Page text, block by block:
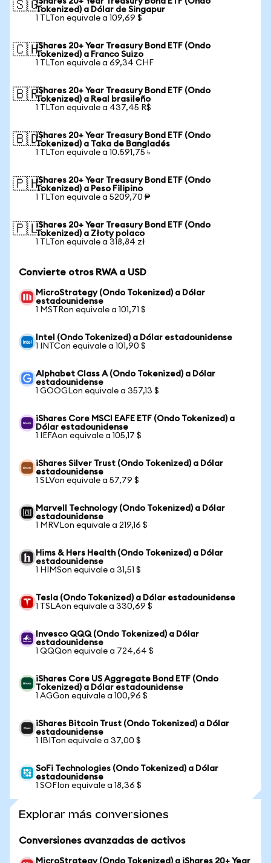
🇸🇬Tokenized) a Dólar de Singapur
1 TLTon equivale a 109,69 $
🇨🇭iShares 20+ Year Treasury Bond ETF (Ondo
Tokenized) a Franco Suizo
1 TLTon equivale a 69,34 CHF
🇧🇷iShares 20+ Year Treasury Bond ETF (Ondo
Tokenized) a Real brasileño
1 TLTon equivale a 437,45 R$
🇧🇩iShares 20+ Year Treasury Bond ETF (Ondo
Tokenized) a Taka de Bangladés
1 TLTon equivale a 10.591,75 ৳
🇵🇭iShares 20+ Year Treasury Bond ETF (Ondo
Tokenized) a Peso Filipino
1 TLTon equivale a 5209,70 ₱
🇵🇱iShares 20+ Year Treasury Bond ETF (Ondo
Tokenized) a Złoty polaco
1 TLTon equivale a 318,84 zł
Convierte otros RWA a USD
MicroStrategy (Ondo Tokenized) a Dólar
estadounidense
1 MSTRon equivale a 101,71 $
Intel (Ondo Tokenized) a Dólar estadounidense
1 INTCon equivale a 101,90 $
Alphabet Class A (Ondo Tokenized) a Dólar
estadounidense
1 GOOGLon equivale a 357,13 $
iShares Core MSCI EAFE ETF (Ondo Tokenized) a
Dólar estadounidense
1 IEFAon equivale a 105,17 $
iShares Silver Trust (Ondo Tokenized) a Dólar
estadounidense
1 SLVon equivale a 57,79 $
Marvell Technology (Ondo Tokenized) a Dólar
estadounidense
1 MRVLon equivale a 219,16 $
Hims & Hers Health (Ondo Tokenized) a Dólar
estadounidense
1 HIMSon equivale a 31,51 $
Tesla (Ondo Tokenized) a Dólar estadounidense
1 TSLAon equivale a 330,69 $
Invesco QQQ (Ondo Tokenized) a Dólar
estadounidense
1 QQQon equivale a 724,64 $
iShares Core US Aggregate Bond ETF (Ondo
Tokenized) a Dólar estadounidense
1 AGGon equivale a 100,96 $
iShares Bitcoin Trust (Ondo Tokenized) a Dólar
estadounidense
1 IBITon equivale a 37,00 $
SoFi Technologies (Ondo Tokenized) a Dólar
estadounidense
1 SOFIon equivale a 18,36 $
Explorar más conversiones
Conversiones avanzadas de activos
MicroStrategy (Ondo Tokenized) a iShares 20+ Year